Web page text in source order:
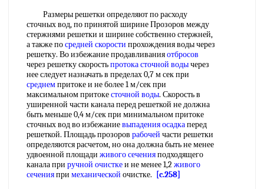
Размеры решетки определяют по расходу
сточных вод, по принятой ширине Прозоров между
стержнями решетки и ширине собственно стержней,
а также посредней скорости прохождения воды через
решетку. Во избежание продавливанияотбросов
через решетку скоростьпротокасточной водычерез
нее следует назначать в пределах 0,7 м сек при
среднемпритоке и не более 1 м/сек при
максимальном притокесточной воды. Скорость в
уширенной части канала перед решеткой не должна
быть меньше 0,4 м/сек при минимальном притоке
сточных вод во избежаниевыпадения осадкаперед
решеткой. Площадь прозоров рабочей части решетки
определяются расчетом, но она должна быть не менее
удвоенной площади живого сеченияподходящего
канала при ручной очисткеи не менее 1,2живого
сеченияпри механической очистке.
[c.258]